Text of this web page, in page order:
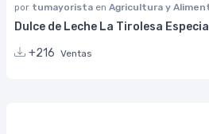
por tumayorista en Agricultura y
Dulce de Leche La Tirolesa
+216 Ventas